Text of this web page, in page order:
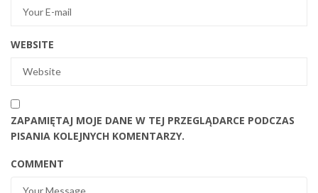
WEBSITE
ZAPAMIĘTAJ MOJE DANE W TEJ PRZEGLĄDARCE PODCZAS
PISANIA KOLEJNYCH KOMENTARZY.
COMMENT